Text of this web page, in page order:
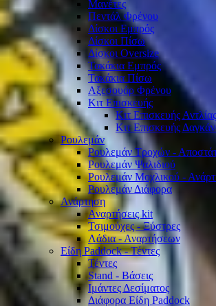
Μανέτες
Πεντάλ Φρένου
Δίσκοι Εμπρός
Δίσκοι Πίσω
Δίσκοι Oversize
Τακάκια Εμπρός
Τακάκια Πίσω
Αξεσουάρ Φρένου
Κιτ Επισκευής
Κιτ Επισκευής Αντλίας
Κιτ Επισκευής
Ρουλεμάν
Ρουλεμάν Τροχών -
Ρουλεμάν Ψαλιδιού
Ρουλεμάν Μοχλικού -
Ρουλεμάν Διάφορα
Ανάρτηση
Αναρτήσεις kit
Τσιμούχες - Ξύστρες
Λάδια - Αναρτήσεων
Είδη Paddock - Τέντες
Τέντες
Stand - Βάσεις
Ιμάντες Δεσίματος
Διάφορα Είδη Paddock